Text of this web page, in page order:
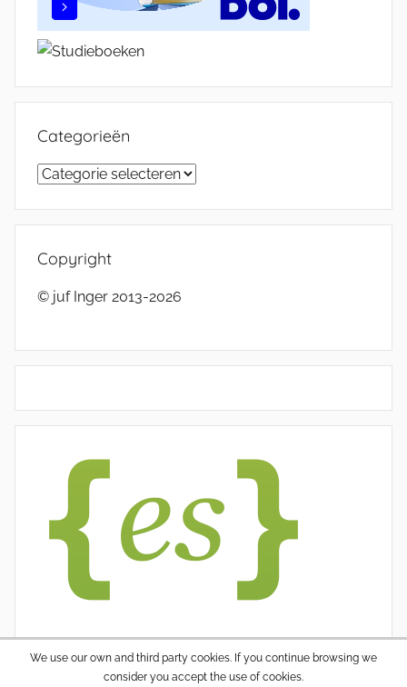
Categorieën
Categorieën
Copyright
© juf Inger 2013-2026
We use our own and third party cookies. If you continue browsing we
consider you accept the use of cookies.